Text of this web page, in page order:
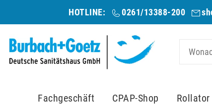
HOTLINE: 0261/13388-200
Fachgeschäft CPAP-Shop Rollator